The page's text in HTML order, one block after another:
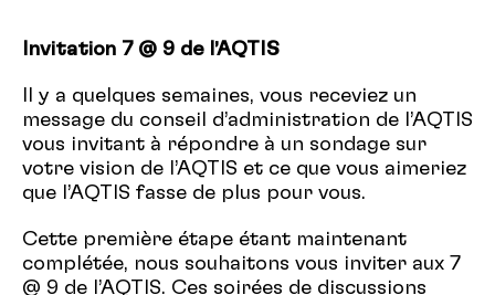
Invitation 7 @ 9 de l’AQTIS
Il y a quelques semaines, vous receviez un
message du conseil d’administration de l’AQTIS
vous invitant à répondre à un sondage sur
votre vision de l’AQTIS et ce que vous aimeriez
que l’AQTIS fasse de plus pour vous.
Cette première étape étant maintenant
complétée, nous souhaitons vous inviter aux 7
@ 9 de l’AQTIS. Ces soirées de discussions